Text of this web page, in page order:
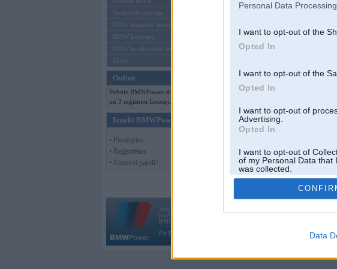
Personal Data
I want to opt-out of the
Opted In
I want to opt-out of the
Opted In
I want to opt-out of
Advertising.
Opted In
I want to opt-out of
of my Personal Data that
was collected.
Opted Out
Data
Sērijveida tūnings
BMW pasaules jaunumi
BMW koncepti
BMW konkurentu jaunumi
Moto
Online
Pašreiz BMWPower skatās 82 viesi
un 3 reģistrēti lietotāji.
Ienākt BMWPower
• Pieslēgties
• Reģistrēties
• Aizmirsi paroli?
Vortāls BMWPower.lv darbojas
kopš 2002. gada 14. maija. Tas nav auto klubs un nav saistīts ar
BMW AG.
Par BMWPower